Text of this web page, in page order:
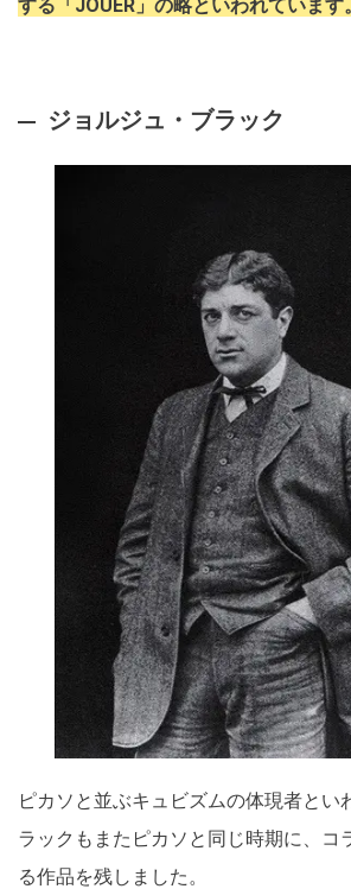
する「JOUER」の略といわれています。
ジョルジュ・ブラック
ピカソと並ぶキュビズムの体現者とい
ラックもまたピカソと同じ時期に、コ
る作品を残しました。